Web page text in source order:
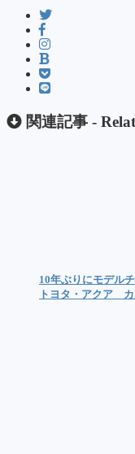
関連記事 -
10年ぶりにモデル
トヨタ・アクア